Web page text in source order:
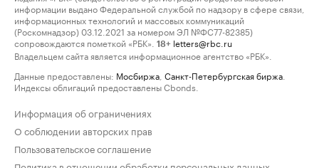
информации выдано Федеральной службой по надзору в сфере связи,
информационных технологий и массовых коммуникаций
(Роскомнадзор) 03.12.2021 за номером ЭЛ №ФС77-82385)
сопровождаются пометкой «РБК».
18+ letters@rbc.ru
Владельцем сайта является информационное агентство «РБК».
Данные предоставлены: Мосбиржа Санкт-Петербургская биржа
Индексы облигаций предоставлены Cbonds.
Информация об ограничениях
О соблюдении авторских прав
Пользовательское соглашение